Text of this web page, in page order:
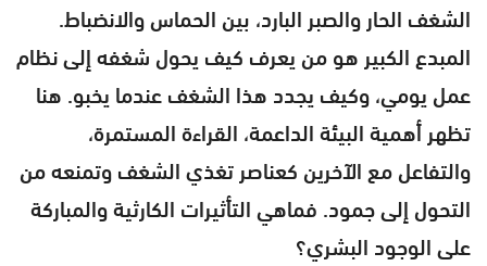
الشغف الحار والصبر البارد، بين الحماس والانضباط.
المبدع الكبير هو من يعرف كيف يحول شغفه إلى نظام
عمل يومي، وكيف يجدد هذا الشغف عندما يخبو. هنا
تظهر أهمية البيئة الداعمة، القراءة المستمرة،
والتفاعل مع الآخرين كعناصر تغذي الشغف وتمنعه من
التحول إلى جمود. فماهي التأثيرات الكارثية والمباركة
على الوجود البشري؟